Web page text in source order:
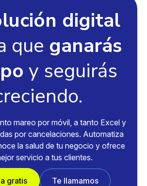
digital
que ganarás
y seguirás
mareo por móvil, a tanto Excel y
por cancelaciones. Automatiza
la salud de tu negocio y ofrece
servicio a tus clientes.
gratis Te llamamos